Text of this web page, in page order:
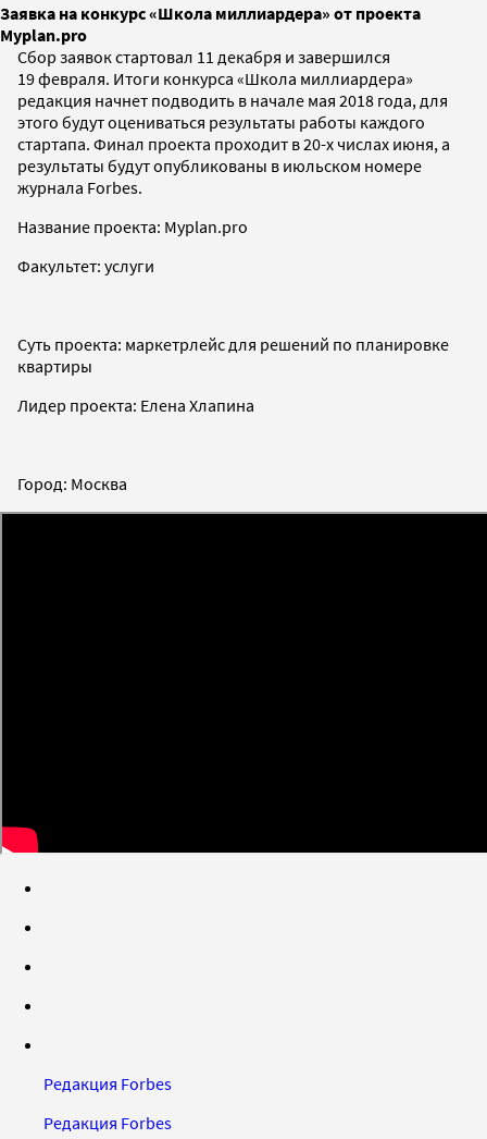
Заявка на конкурс «Школа миллиардера» от проекта
Myplan.pro
Сбор заявок стартовал 11 декабря и завершился
19 февраля. Итоги конкурса «Школа миллиардера»
редакция начнет подводить в начале мая 2018 года, для
этого будут оцениваться результаты работы каждого
стартапа. Финал проекта проходит в 20-х числах июня, а
результаты будут опубликованы в июльском номере
журнала Forbes.
Название проекта: Myplan.pro
Факультет: услуги
Суть проекта: маркетрлейс для решений по планировке
квартиры
Лидер проекта: Елена Хлапина
Город: Москва
Редакция Forbes
Редакция Forbes